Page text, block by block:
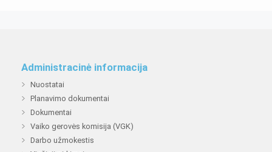
Administracinė informacija
Nuostatai
Planavimo dokumentai
Dokumentai
Vaiko gerovės komisija (VGK)
Darbo užmokestis